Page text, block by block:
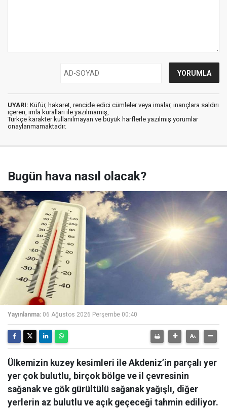
UYARI: Küfür, hakaret, rencide edici cümleler veya imalar, inançlara saldırı
içeren, imla kuralları ile yazılmamış,
Türkçe karakter kullanılmayan ve büyük harflerle yazılmış yorumlar
onaylanmamaktadır.
Bugün hava nasıl olacak?
Yayınlanma: 06 Ağustos 2026 Perşembe 00:40
Ülkemizin kuzey kesimleri ile Akdeniz’in parçalı yer
yer çok bulutlu, birçok bölge ve il çevresinin
sağanak ve gök gürültülü sağanak yağışlı, diğer
yerlerin az bulutlu ve açık geçeceği tahmin ediliyor.